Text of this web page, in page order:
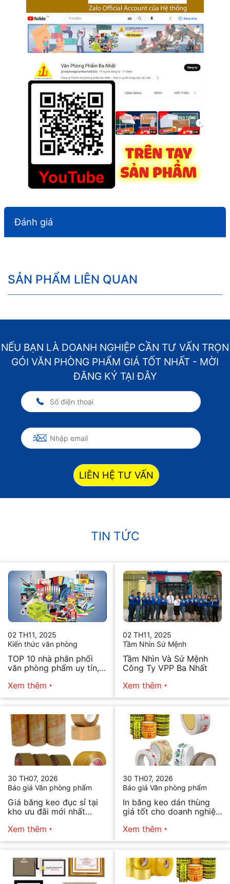
Đánh giá
SẢN PHẨM LIÊN QUAN
NẾU BẠN LÀ DOANH NGHIỆP CẦN TƯ VẤN TRỌN
GÓI VĂN PHÒNG PHẨM GIÁ TỐT NHẤT - MỜI
ĐĂNG KÝ TẠI ĐÂY
LIÊN HỆ TƯ VẤN
TIN TỨC
02 TH11, 2025
Kiến thức văn phòng
TOP 10 nhà phân phối
văn phòng phẩm uy tín,
Xem thêm
02 TH11, 2025
Tầm Nhìn Sứ Mệnh
Tầm Nhìn Và Sứ Mệnh
Công Ty VPP Ba Nhất
Xem thêm
30 TH07, 2026
Báo giá Văn phòng phẩm
Giá băng keo đục sỉ tại
kho ưu đãi mới nhất
Xem thêm
30 TH07, 2026
Báo giá Văn phòng phẩm
In băng keo dán thùng
giá tốt cho doanh nghiệp
Xem thêm